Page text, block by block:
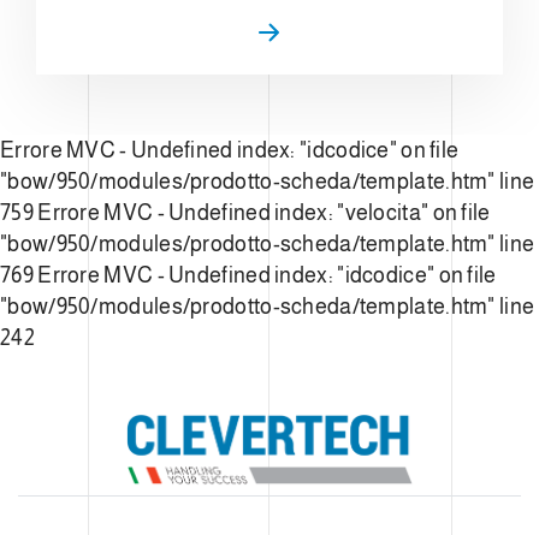
Errore MVC - Undefined index: "idcodice" on file
"bow/950/modules/prodotto-scheda/template.htm" line
759 Errore MVC - Undefined index: "velocita" on file
"bow/950/modules/prodotto-scheda/template.htm" line
769 Errore MVC - Undefined index: "idcodice" on file
"bow/950/modules/prodotto-scheda/template.htm" line
242